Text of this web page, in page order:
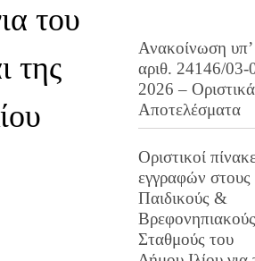
του
της
Ανακοίνωση υπ’
αριθ. 24146/03-
2026 – Οριστικά
Αποτελέσματα
Οριστικοί
εγγραφών στους
Παιδικούς &
Βρεφονηπιακούς
Σταθμούς του